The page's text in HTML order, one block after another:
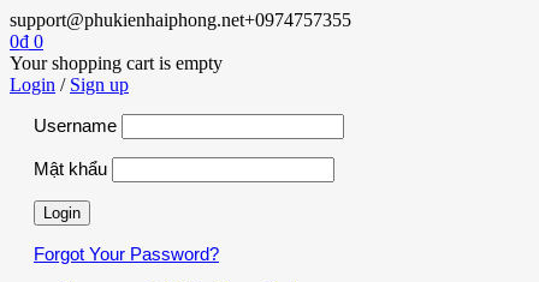
support@phukienhaiphong.net+0974757355
0₫ 0
Your shopping cart is empty
Login / Sign up
Username
Mật khẩu
Forgot Your Password?